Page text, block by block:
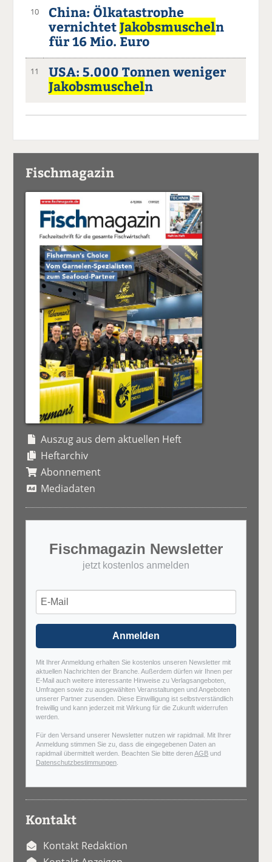
10
China: Ölkatastrophe
vernichtetJakobsmuscheln
für 16 Mio. Euro
11
USA: 5.000 Tonnen weniger
Jakobsmuscheln
Fischmagazin
Auszug aus dem aktuellen Heft
Heftarchiv
Abonnement
Mediadaten
Fischmagazin Newsletter
jetzt kostenlos anmelden
Anmelden
Mit Ihrer Anmeldung erhalten Sie kostenlos unseren Newsletter mit
aktuellen Nachrichten der Branche. Außerdem dürfen wir Ihnen per
E-Mail auch weitere interessante Hinweise zu Verlagsangeboten,
Umfragen sowie zu ausgewählten Veranstaltungen und Angeboten
unserer Partner zusenden. Diese Einwilligung ist selbstverständlich
freiwillig und kann jederzeit mit Wirkung für die Zukunft widerrufen
werden.
Für den Versand unserer Newsletter nutzen wir rapidmail. Mit Ihrer
Anmeldung stimmen Sie zu, dass die eingegebenen Daten an
rapidmail übermittelt werden. Beachten Sie bitte derenAGB und
Datenschutzbestimmungen
Kontakt
Kontakt Redaktion